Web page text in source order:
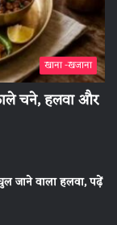
खाना -खजाना
काले चने, हलवा और
जाने वाला हलवा, पढ़ें